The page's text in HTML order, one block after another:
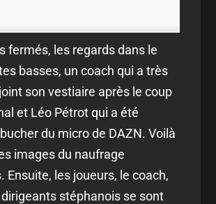
fermés, les regards dans le
basses, un coach qui a très
son vestiaire après le coup
et Léo Pétrot qui a été
du micro de DAZN. Voilà
images du naufrage
Ensuite, les joueurs, le coach,
stéphanois se sont